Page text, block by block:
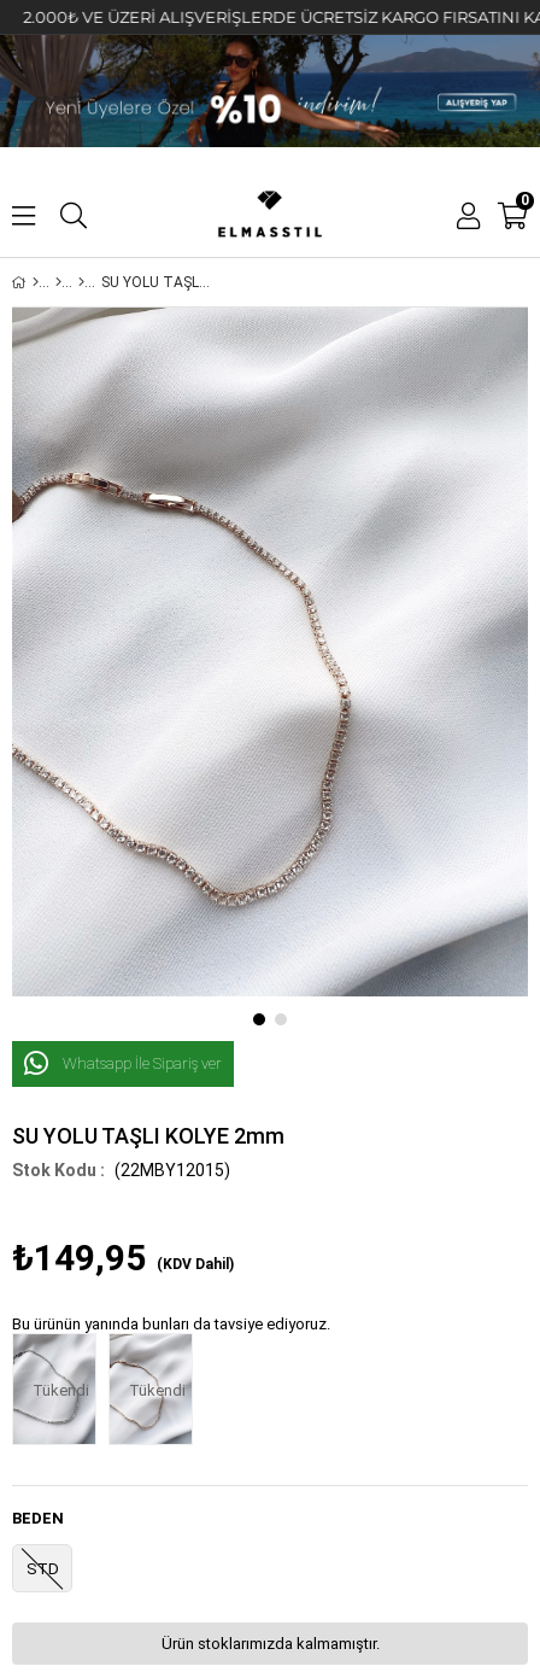
VE ÜZERİ ALIŞVERİŞLERDE ÜCRETSİZ KARGO FIRSATINI
0
SU YOLU TAŞLI KOLYE 2mm
Whatsapp İle Sipariş ver
SU YOLU TAŞLI KOLYE 2mm
(22MBY12015)
₺149,95 (KDV Dahil)
Bu ürünün yanında bunları da tavsiye ediyoruz.
Tükendi Tükendi
BEDEN
STD
Ürün stoklarımızda kalmamıştır.